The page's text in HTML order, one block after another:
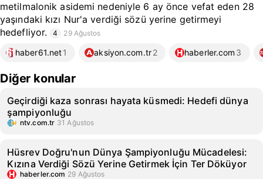
metilmalonik asidemi nedeniyle 6 ay önce vefat eden 28
yaşındaki kızı Nur'a verdiği sözü yerine getirmeyi
hedefliyor.
4 29 Ağustos
haber61.net1 aksiyon.com.tr2 haberler.com 3
Diğer konular
Geçirdiği kaza sonrası hayata küsmedi: Hedefi dünya
şampiyonluğu
ntv.com.tr 31 Ağustos
Hüsrev Doğru'nun Dünya Şampiyonluğu Mücadelesi:
Kızına Verdiği Sözü Yerine Getirmek İçin Ter Döküyor
haberler.com 29 Ağustos